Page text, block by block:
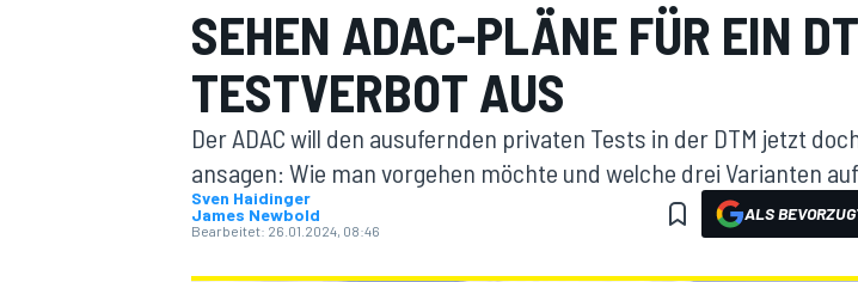
MOTOGP
EHEN ADAC-PLÄNE FÜR EIN
ESTVERBOT AUS
Der ADAC will den ausufernden privaten Tests in der DTM jetzt
ansagen: Wie man vorgehen möchte und welche drei Varianten
Sven Haidinger
James Newbold
Bearbeitet: 26.01.2024, 08:46
ALS